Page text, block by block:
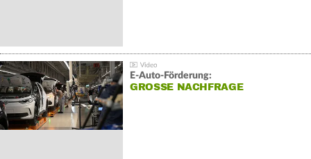
E-Auto-Förderung:
GROSSE NACHFRAGE